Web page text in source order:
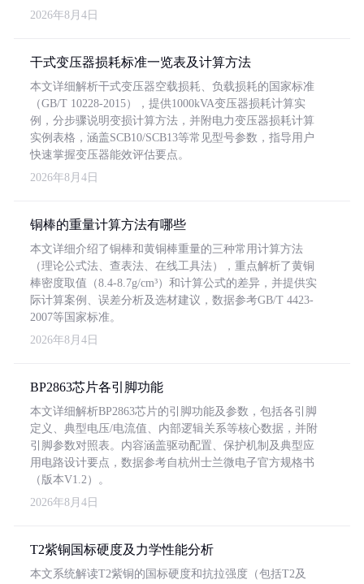
2026年8月4日
干式变压器损耗标准一览表及计算方法
本文详细解析干式变压器空载损耗、负载损耗的国家标准
（GB/T 10228-2015），提供1000kVA变压器损耗计算实
例，分步骤说明变损计算方法，并附电力变压器损耗计算
实例表格，涵盖SCB10/SCB13等常见型号参数，指导用户
快速掌握变压器能效评估要点。
2026年8月4日
铜棒的重量计算方法有哪些
本文详细介绍了铜棒和黄铜棒重量的三种常用计算方法
（理论公式法、查表法、在线工具法），重点解析了黄铜
棒密度取值（8.4-8.7g/cm³）和计算公式的差异，并提供实
际计算案例、误差分析及选材建议，数据参考GB/T 4423-
2007等国家标准。
2026年8月4日
BP2863芯片各引脚功能
本文详细解析BP2863芯片的引脚功能及参数，包括各引脚
定义、典型电压/电流值、内部逻辑关系等核心数据，并附
引脚参数对照表。内容涵盖驱动配置、保护机制及典型应
用电路设计要点，数据参考自杭州士兰微电子官方规格书
（版本V1.2）。
2026年8月4日
T2紫铜国标硬度及力学性能分析
本文系统解读T2紫铜的国标硬度和抗拉强度（包括T2及